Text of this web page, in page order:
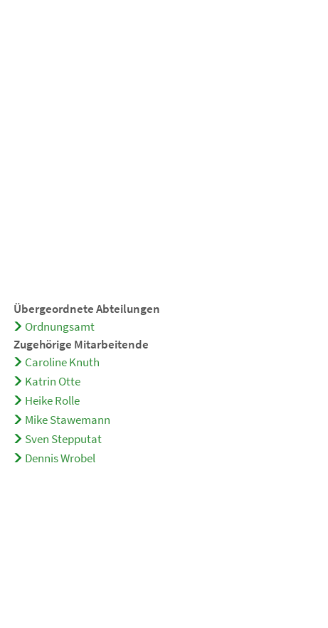
Übergeordnete Abteilungen
Ordnungsamt
Zugehörige Mitarbeitende
Caroline Knuth
Katrin Otte
Heike Rolle
Mike Stawemann
Sven Stepputat
Dennis Wrobel